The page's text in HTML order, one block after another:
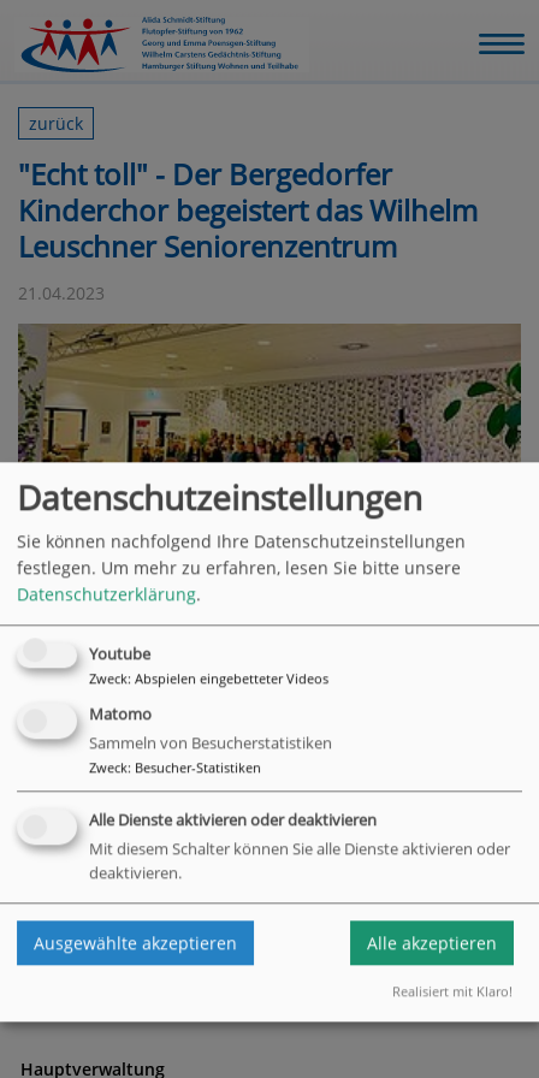
zurück
"Echt toll" - Der Bergedorfer
Kinderchor begeistert das Wilhelm
Leuschner Seniorenzentrum
21.04.2023
"Echt toll!!" Nicht nur unsere 90jährige musikbegeisterte
Mieterin Gisela Stut war begeistert vom Auftritt des
Bergedorfer Kinderchors unter Leitung von Oliver Ehmsen.
Alle Augen leuchteten an diesem Nachmittag: die der
Seniorinnen und Senioren UND die der Kinder.
Der NDR war für das Hamburg Journal mit einem Filmteam
vor Ort undSie können den Beitrag hier sehen. Damit auch
Sie sagen können: WOW, echt toll!
zurück
Hauptverwaltung
Datenschutzeinstellungen
Sie können nachfolgend Ihre Datenschutzeinstellungen
festlegen. Um mehr zu erfahren, lesen Sie bitte unsere
Datenschutzerklärung.
Youtube
Zweck: Abspielen eingebetteter Videos
Matomo
Sammeln von Besucherstatistiken
Zweck: Besucher-Statistiken
Alle Dienste aktivieren oder deaktivieren
Mit diesem Schalter können Sie alle Dienste aktivieren oder
deaktivieren.
Ausgewählte akzeptieren Alle akzeptieren
Realisiert mit Klaro!